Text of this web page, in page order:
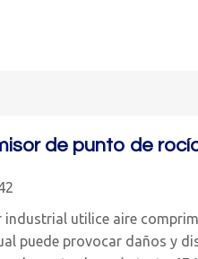
de punto de
industrial utilice aire
puede provocar daños y